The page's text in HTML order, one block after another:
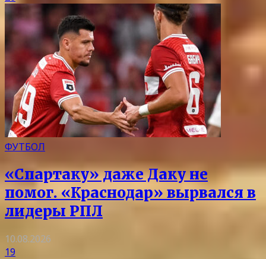
ФУТБОЛ
«Спартаку» даже Даку не
помог. «Краснодар» вырвался в
лидеры РПЛ
10.08.2026
19